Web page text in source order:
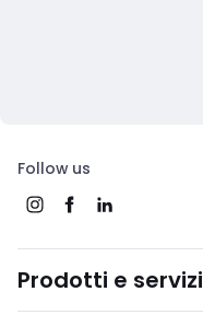
Follow us
Prodotti e servizi